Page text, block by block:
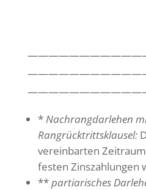
*Nachrangdarlehen
Rangrücktrittsklausel:
vereinbarten
festen Zinszahlungen
**partiarisches